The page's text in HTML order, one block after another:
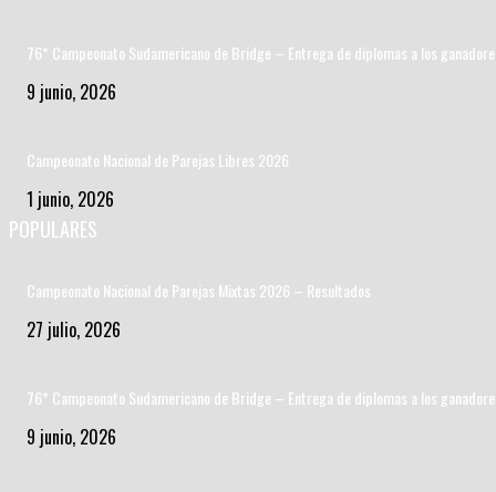
76* Campeonato Sudamericano de Bridge – Entrega de diplomas a los
9 junio, 2026
Campeonato Nacional de Parejas Libres 2026
1 junio, 2026
POPULARES
Campeonato Nacional de Parejas Mixtas 2026 – Resultados
27 julio, 2026
76* Campeonato Sudamericano de Bridge – Entrega de diplomas a los
9 junio, 2026